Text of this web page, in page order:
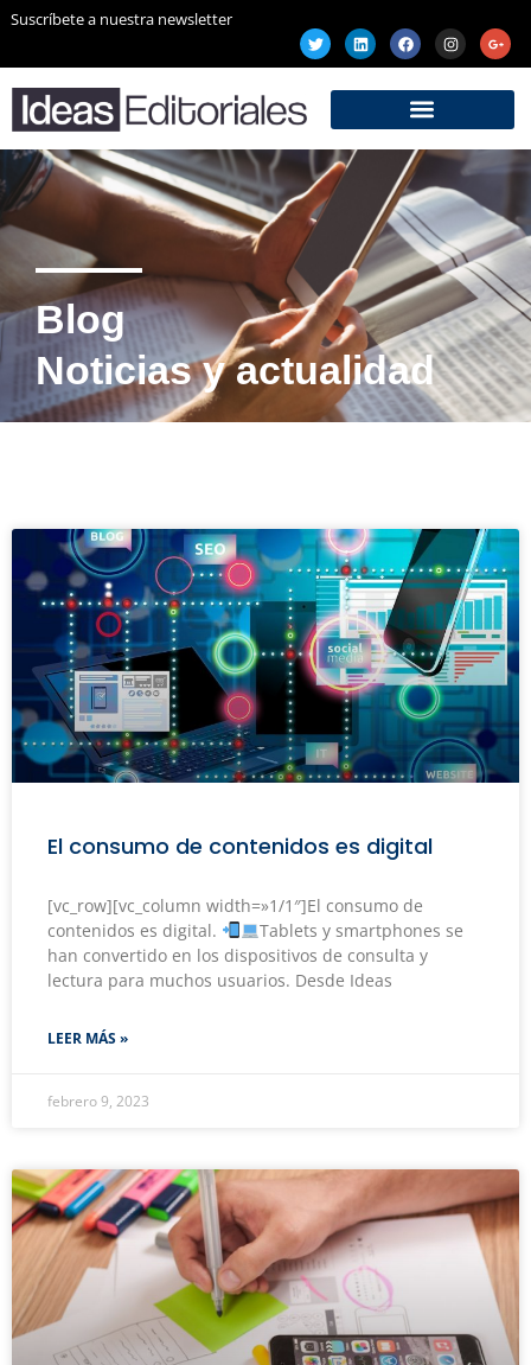
Suscríbete a nuestra newsletter
Blog
Noticias y actualidad
El consumo de contenidos es digital
[vc_row][vc_column width=»1/1″]El consumo de
contenidos es digital.
Tablets y smartphones se
han convertido en los dispositivos de consulta y
lectura para muchos usuarios. Desde Ideas
LEER MÁS »
febrero 9, 2023